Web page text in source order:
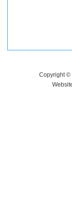
Copyright ©